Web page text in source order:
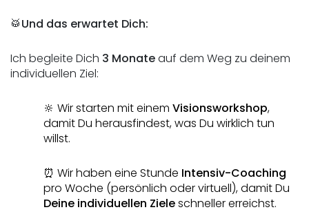
🥁Und das erwartet Dich:
Ich begleite Dich 3 Monate auf dem Weg zu deinem
individuellen Ziel:
🔆 Wir starten mit einem Visionsworkshop,
damit Du herausfindest, was Du wirklich tun
willst.
⏰ Wir haben eine Stunde Intensiv-Coaching
Deine individuellen Ziele schneller erreichst.